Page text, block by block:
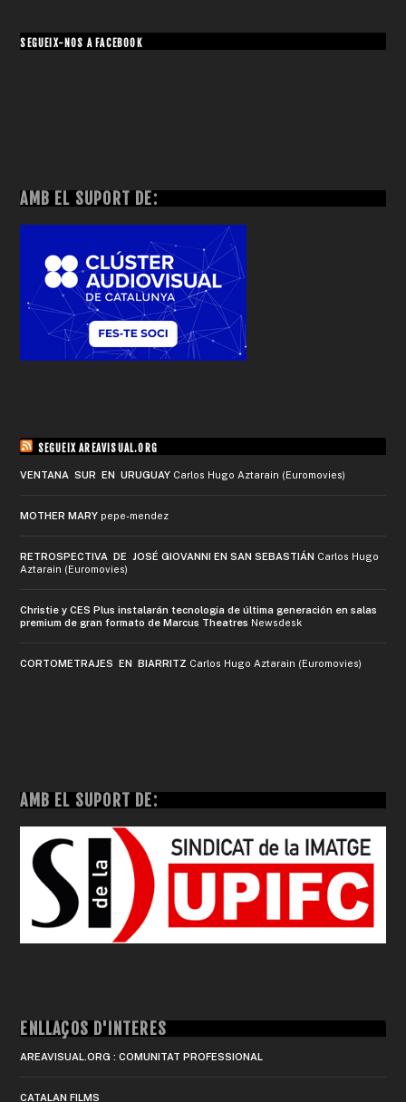
SEGUEIX-NOS A FACEBOOK
AMB EL SUPORT DE:
SEGUEIX AREAVISUAL.ORG
VENTANA SUR EN URUGUAY Carlos Hugo Aztarain (Euromovies)
MOTHER MARY pepe-mendez
RETROSPECTIVA DE JOSÉ GIOVANNI EN SAN SEBASTIÁN Carlos Hugo
Aztarain (Euromovies)
Christie y CES Plus instalarán tecnología de última generación en salas
premium de gran formato de Marcus Theatres Newsdesk
CORTOMETRAJES EN BIARRITZ Carlos Hugo Aztarain (Euromovies)
AMB EL SUPORT DE:
ENLLAÇOS D'INTERÈS
AREAVISUAL.ORG : COMUNITAT PROFESSIONAL
CATALAN FILMS